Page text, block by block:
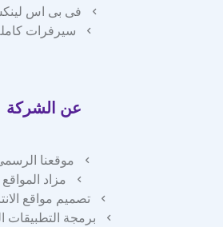
فى بى اس
سيرفرات
عن الشركة
موقعنا
مزاد المواقع
تصميم مواقع
برمجة التطبيقات